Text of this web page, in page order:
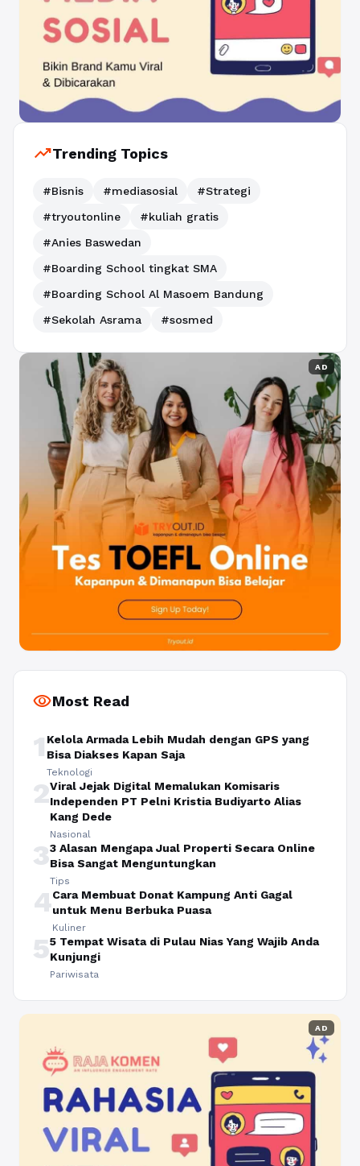
trending_upTrending Topics
#Bisnis #mediasosial
#Strategi
#tryoutonline
#kuliah gratis
#Anies Baswedan
#Boarding School tingkat SMA
#Boarding School Al Masoem Bandung
#Sekolah Asrama
#sosmed
AD
visibilityMost Read
1 Kelola Armada Lebih Mudah dengan GPS yang
Bisa Diakses Kapan Saja
Teknologi
2Viral Jejak Digital Memalukan Komisaris
Independen PT Pelni Kristia Budiyarto Alias
Kang Dede
Nasional
33 Alasan Mengapa Jual Properti Secara Online
Bisa Sangat Menguntungkan
Tips
4Cara Membuat Donat Kampung Anti Gagal
untuk Menu Berbuka Puasa
Kuliner
55 Tempat Wisata di Pulau Nias Yang Wajib Anda
Kunjungi
Pariwisata
AD